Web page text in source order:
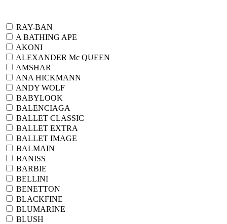
RAY-BAN
A BATHING APE
AKONI
ALEXANDER Mc QUEEN
AMSHAR
ANA HICKMANN
ANDY WOLF
BABYLOOK
BALENCIAGA
BALLET CLASSIC
BALLET EXTRA
BALLET IMAGE
BALMAIN
BANISS
BARBIE
BELLINI
BENETTON
BLACKFINE
BLUMARINE
BLUSH